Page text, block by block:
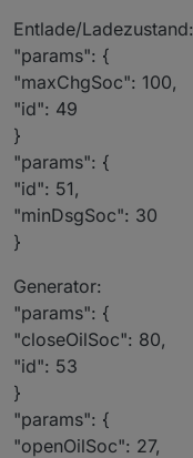
Entlade/Ladezustand:
"params": {
"maxChgSoc": 100,
"id": 49
}
"params": {
"id": 51,
"minDsgSoc": 30
}
Generator:
"params": {
"closeOilSoc": 80,
"id": 53
}
"params": {
"openOilSoc": 27,